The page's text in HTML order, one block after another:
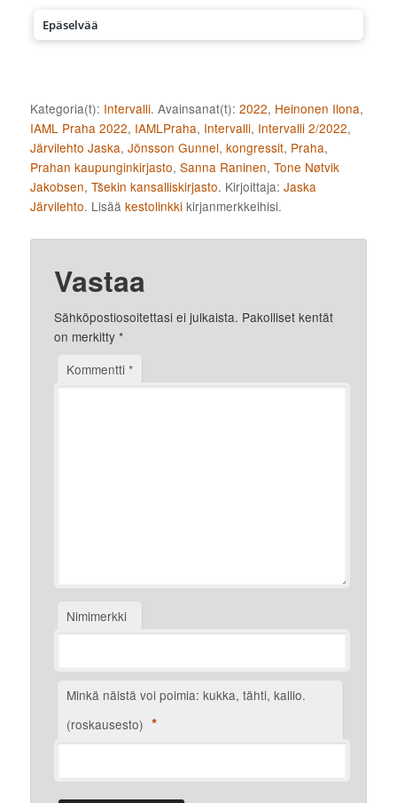
Epäselvää
Kategoria(t): Intervalli. Avainsanat(t):2022, Heinonen Ilona,
IAML Praha 2022, IAMLPraha, Intervalli, Intervalli 2/2022,
Järvilehto Jaska,Jönsson Gunnel,kongressit, Praha,
Prahan kaupunginkirjasto,Sanna Raninen,Tone Nøtvik
Jakobsen,Tšekin kansalliskirjasto. Kirjoittaja:Jaska
Järvilehto. Lisääkestolinkki kirjanmerkkeihisi.
Vastaa
Sähköpostiosoitettasi ei julkaista. Pakolliset kentät
on merkitty*
Kommentti*
Nimimerkki
Minkä näistä voi poimia: kukka, tähti, kallio.
(roskausesto) *